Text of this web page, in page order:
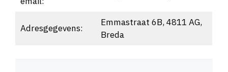
Adresgegevens:
Emmastraat 6B, 4811 AG,
Breda